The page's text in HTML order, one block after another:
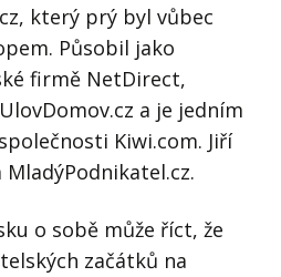
který prý byl vůbec
Působil jako
firmě NetDirect,
a je jedním
Kiwi.com. Jiří
o sobě může říct, že
začátků na